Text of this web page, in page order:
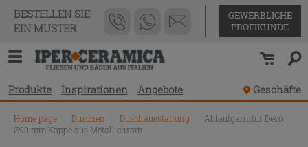
BESTELLEN SIE
EIN MUSTER
GEWERBLICHE
PROFIKUNDE
Produkte Inspirationen Angebote Geschäfte
Home page Duschen Duschausstattung
Ablaufgarnitur Decò
Ø90 mm Kappe aus Metall chrom